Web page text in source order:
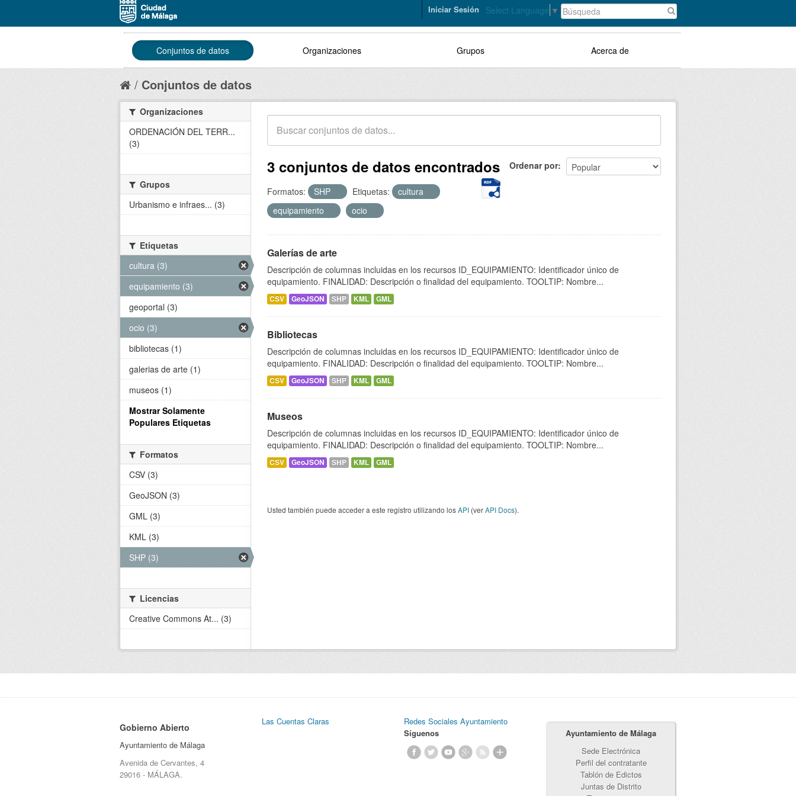
Select Language ▼
Iniciar Sesión
Conjuntos de datos Organizaciones Grupos Acerca de
Conjuntos de datos
Ordenar por
3 conjuntos de datos encontrados
Formatos: SHP Etiquetas:
cultura
equipamiento
ocio
Galerías de arte
Descripción de columnas incluidas en los recursos ID_EQUIPAMIENTO: Identificador único de
equipamiento. FINALIDAD: Descripción o finalidad del equipamiento. TOOLTIP: Nombre...
CSV GeoJSON SHP KML GML
Bibliotecas
Descripción de columnas incluidas en los recursos ID_EQUIPAMIENTO: Identificador único de
equipamiento. FINALIDAD: Descripción o finalidad del equipamiento. TOOLTIP: Nombre...
CSV GeoJSON SHP KML GML
Museos
Descripción de columnas incluidas en los recursos ID_EQUIPAMIENTO: Identificador único de
equipamiento. FINALIDAD: Descripción o finalidad del equipamiento. TOOLTIP: Nombre...
CSV GeoJSON SHP KML GML
Usted también puede acceder a este registro utilizando losAPI (verAPI Docs).
Organizaciones
ORDENACIÓN DEL TERR...
(3)
Grupos
Urbanismo e infraes... (3)
Etiquetas
cultura (3)
equipamiento (3)
geoportal (3)
ocio (3)
bibliotecas (1)
galerias de arte (1)
museos (1)
Mostrar Solamente
Populares Etiquetas
Formatos
CSV (3)
GeoJSON (3)
GML (3)
KML (3)
SHP (3)
Licencias
Creative Commons At... (3)
Gobierno Abierto
Ayuntamiento de Málaga
Avenida de Cervantes, 4
29016 - MÁLAGA.
Las Cuentas Claras
Redes Sociales Ayuntamiento
Síguenos
Ayuntamiento de Málaga
Sede Electrónica
Perfil del contratante
Tablón de Edictos
Juntas de Distrito